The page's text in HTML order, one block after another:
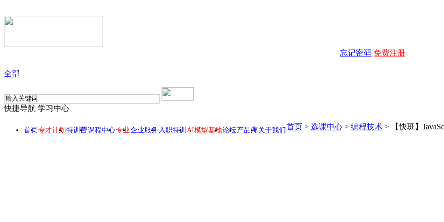
忘记密码 免费注册
全部
快捷导航 学习中心
首页专才计划 特训营课程中心专业企业服务 入职特训 AI模型基地论坛产品廊关于我们首页 > 选课中心 > 编程技术 > 【快班】